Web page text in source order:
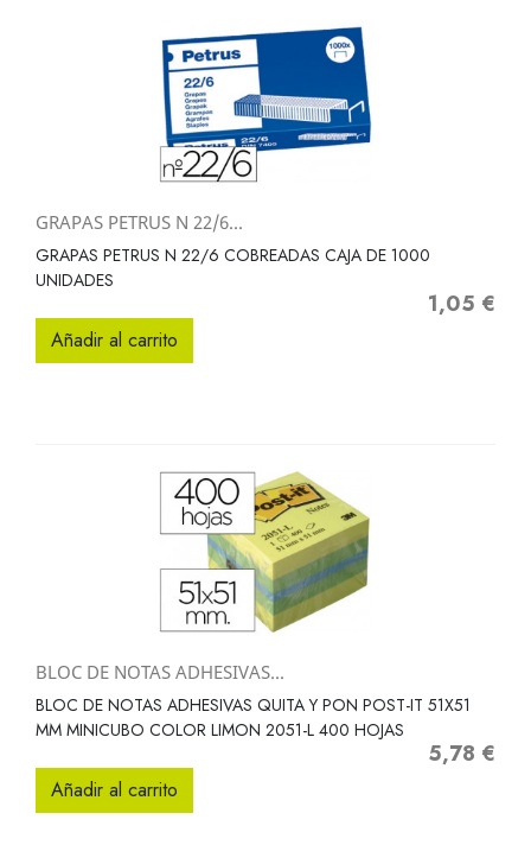
GRAPAS PETRUS N 22/6...
GRAPAS PETRUS N 22/6 COBREADAS CAJA DE 1000
UNIDADES
Precio
1,05 €
Añadir al carrito
BLOC DE NOTAS ADHESIVAS...
BLOC DE NOTAS ADHESIVAS QUITA Y PON POST-IT 51X51
MM MINICUBO COLOR LIMON 2051-L 400 HOJAS
Precio
5,78 €
Añadir al carrito